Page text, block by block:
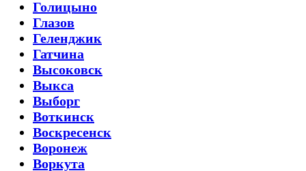
Голицыно
Глазов
Геленджик
Гатчина
Высоковск
Выкса
Выборг
Воткинск
Воскресенск
Воронеж
Воркута